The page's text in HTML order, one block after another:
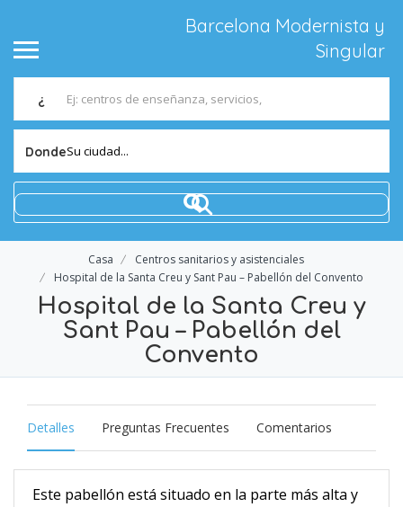
Barcelona Modernista y
Singular
¿
DondeSu ciudad...
Casa
Centros sanitarios y asistenciales
Hospital de la Santa Creu y Sant Pau – Pabellón del Convento
Hospital de la Santa Creu y
Sant Pau – Pabellón del
Convento
Detalles Preguntas Frecuentes Comentarios
Este pabellón está situado en la parte más alta y